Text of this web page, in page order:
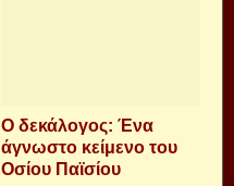
Ο δεκάλογος: Ένα
άγνωστο κείμενο του
Οσίου Παϊσίου